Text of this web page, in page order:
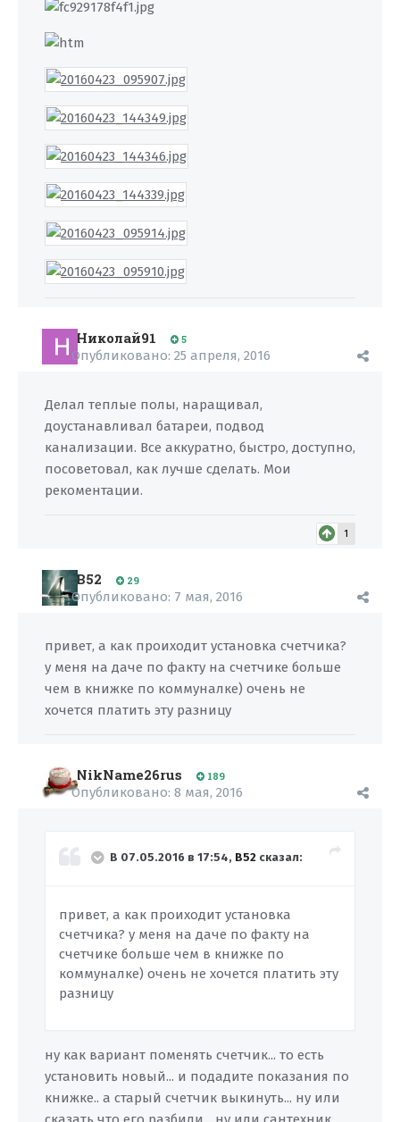
Николай91 5
Опубликовано: 25 апреля, 2016
Делал теплые полы, наращивал,
доустанавливал батареи, подвод
канализации. Все аккуратно, быстро, доступно,
посоветовал, как лучше сделать. Мои
рекоментации.
1
B52 29
Опубликовано: 7 мая, 2016
привет, а как проиходит установка счетчика?
у меня на даче по факту на счетчике больше
чем в книжке по коммуналке) очень не
хочется платить эту разницу
NikName26rus 189
Опубликовано: 8 мая, 2016
В 07.05.2016 в 17:54, B52 сказал:
привет, а как проиходит установка
счетчика? у меня на даче по факту на
счетчике больше чем в книжке по
коммуналке) очень не хочется платить эту
разницу
ну как вариант поменять счетчик... то есть
установить новый... и подадите показания по
книжке.. а старый счетчик выкинуть... ну или